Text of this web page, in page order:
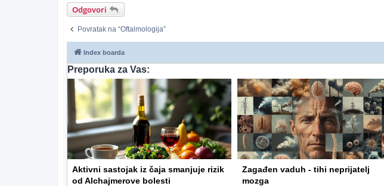
Odgovori
Povratak na “Oftalmologija”
Index boarda
Preporuka za Vas:
Aktivni sastojak iz čaja smanjuje rizik
od Alchajmerove bolesti
Zagađen vaduh - tihi neprijatelj
mozga